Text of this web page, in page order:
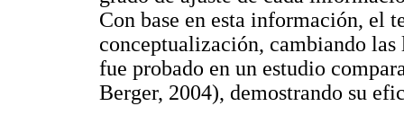
Con base en esta información, el
conceptualización, cambiando
fue probado en un estudio
Berger, 2004), demostrando su